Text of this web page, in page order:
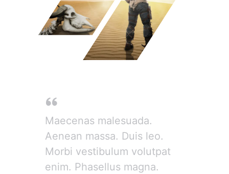
Maecenas malesuada.
Aenean massa. Duis leo.
Morbi vestibulum volutpat
enim. Phasellus magna.